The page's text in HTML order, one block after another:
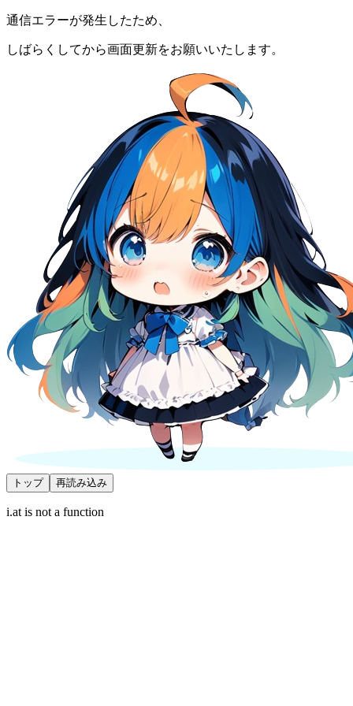
通信エラーが発生したため、
しばらくしてから画面更新をお願いいたします。
トップ 再読み込み
i.at is not a function